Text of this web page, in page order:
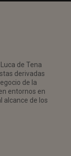
de Tena
derivadas
de la
entornos en
alcance de los